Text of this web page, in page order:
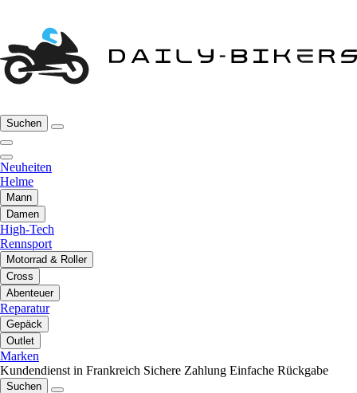
Suchen
Neuheiten
Helme
Mann
Damen
High-Tech
Rennsport
Motorrad & Roller
Cross
Abenteuer
Reparatur
Gepäck
Outlet
Marken
Kundendienst in Frankreich Sichere Zahlung Einfache Rückgabe
Suchen